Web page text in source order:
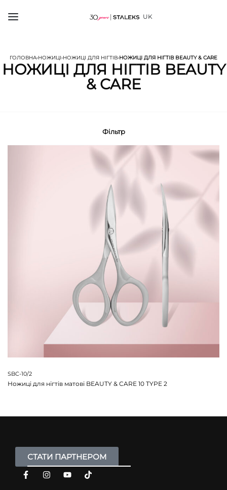
UK
ГОЛОВНА›НОЖИЦІ›НОЖИЦІ ДЛЯ НІГТІВ›НОЖИЦІ ДЛЯ НІГТІВ BEAUTY & CARE
НОЖИЦІ ДЛЯ НІГТІВ BEAUTY
& CARE
Фільтр
SBC-10/2
Ножиці для нігтів матові BEAUTY & CARE 10 TYPE 2
СТАТИ ПАРТНЕРОМ